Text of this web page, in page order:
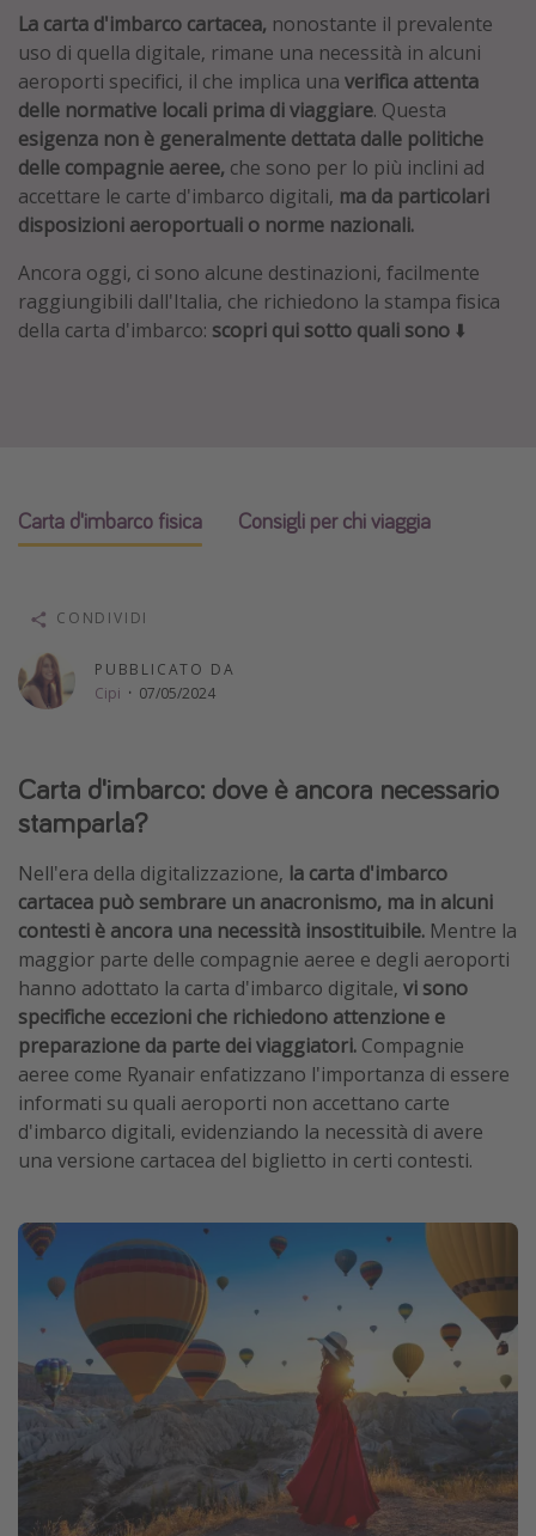
Malta
Canarie
Capo Verde
Tipo di vacanza
Vacanze last minute
Vacanze estate 2026
Vacanze di Pasqua 2026
Altri argomenti
Festività del 2026
Città più visitate
La carta d'imbarco cartacea, nonostante il prevalente
uso di quella digitale, rimane una necessità in alcuni
aeroporti specifici, il che implica una verifica attenta
delle normative locali prima di viaggiare. Questa
esigenza non è generalmente dettata dalle politiche
delle compagnie aeree, che sono per lo più inclini ad
accettare le carte d'imbarco digitali, ma da particolari
disposizioni aeroportuali o norme nazionali.
Ancora oggi, ci sono alcune destinazioni, facilmente
raggiungibili dall'Italia, che richiedono la stampa fisica
della carta d'imbarco: scopri qui sotto quali sono ⬇️
Carta d'imbarco fisica Consigli per chi viaggia
PUBBLICATO DA
Cipi · 07/05/2024
CONDIVIDI
Carta d'imbarco: dove è ancora necessario
stamparla?
Nell'era della digitalizzazione, la carta d'imbarco
cartacea può sembrare un anacronismo, ma in alcuni
contesti è ancora una necessità insostituibile. Mentre la
maggior parte delle compagnie aeree e degli aeroporti
hanno adottato la carta d'imbarco digitale, vi sono
specifiche eccezioni che richiedono attenzione e
preparazione da parte dei viaggiatori. Compagnie
aeree come Ryanair enfatizzano l'importanza di essere
informati su quali aeroporti non accettano carte
d'imbarco digitali, evidenziando la necessità di avere
una versione cartacea del biglietto in certi contesti.